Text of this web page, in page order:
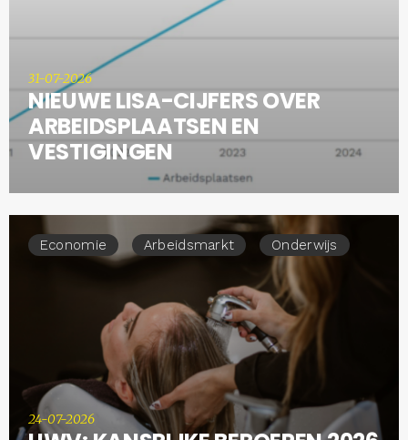
31-07-2026
NIEUWE LISA-CIJFERS OVER
ARBEIDSPLAATSEN EN
VESTIGINGEN
Economie Arbeidsmarkt Onderwijs
24-07-2026